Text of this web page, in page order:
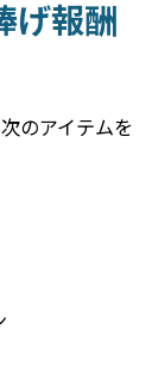
げ報酬
のアイテムを